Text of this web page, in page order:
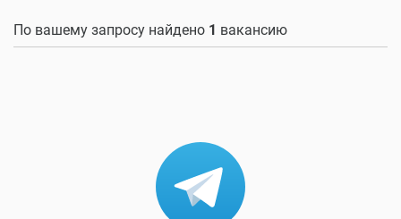
По вашему запросу найдено 1 вакансию